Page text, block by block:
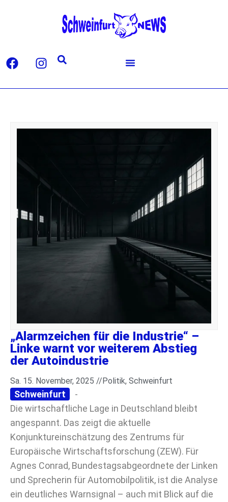
„Alarmzeichen für die Industrie“ –
Linke warnt vor weiterem Abstieg
der Autoindustrie
Sa. 15. November, 2025 //Politik, Schweinfurt
Schweinfurt
-
Die wirtschaftliche Lage in Deutschland bleibt
angespannt. Das zeigt die aktuelle
Konjunktureinschätzung des Zentrums für
Europäische Wirtschaftsforschung (ZEW). Für
Agnes Conrad, Bundestagsabgeordnete der Linken
und Sprecherin für Automobilpolitik, ist die Analyse
ein deutliches Warnsignal – auch mit Blick auf die